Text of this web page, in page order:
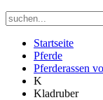
Startseite
Pferde
Pferderassen
K
Kladruber